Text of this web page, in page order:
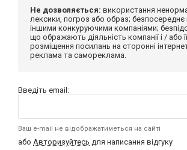
Не дозволяється: використання
лексики, погроз або образ; безпосереднє
іншими конкуруючими компаніями;
що ображають діяльність компанії і / або
розміщення посилань на сторонні
реклама та самореклама.
Введіть email:
Ваш e-mail не відображатиметься на сайті
або Авторизуйтесь для написання відгуку